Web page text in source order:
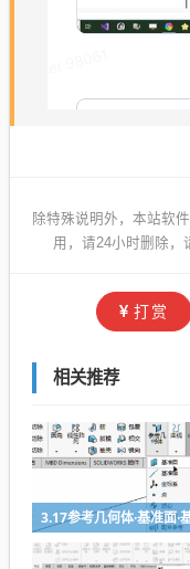
除特殊说明外，本站软
用，请24小时删除，
打赏
相关推荐
3.17参考几何体·基准面·